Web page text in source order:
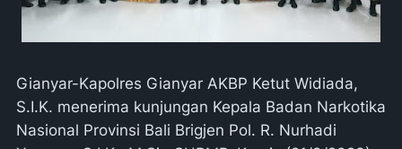
Gianyar-Kapolres Gianyar AKBP Ketut Widiada,
S.I.K. menerima kunjungan Kepala Badan Narkotika
Nasional Provinsi Bali Brigjen Pol. R. Nurhadi